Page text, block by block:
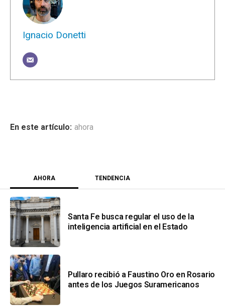
Ignacio Donetti
ahora
AHORA TENDENCIA
Santa Fe busca regular el uso de la
inteligencia artificial en el Estado
Pullaro recibió a Faustino Oro en Rosario
antes de los Juegos Suramericanos